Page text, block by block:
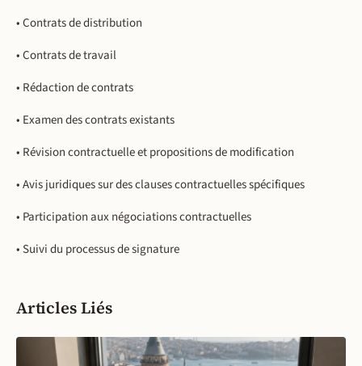
• Contrats de distribution
• Contrats de travail
• Rédaction de contrats
• Examen des contrats existants
• Révision contractuelle et propositions de modification
• Avis juridiques sur des clauses contractuelles spécifiques
• Participation aux négociations contractuelles
• Suivi du processus de signature
Articles Liés